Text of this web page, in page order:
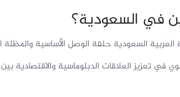
في السعودية؟
العربية السعودية حلقة الوصل الأساسية
في تعزيز العلاقات الدبلوماسية والاقتصادية